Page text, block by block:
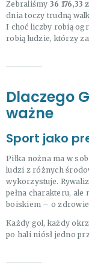
Zebraliśmy 36 176,33
dnia toczy trudną
I choć liczby robią
robią ludzie, którzy
Dlaczego
ważne
Sport jako
Piłka nożna ma w
ludzi z różnych
wykorzystuje.
pełna charakteru, ale
boiskiem – o zdrowie
Każdy gol, każdy
po hali niósł jedno